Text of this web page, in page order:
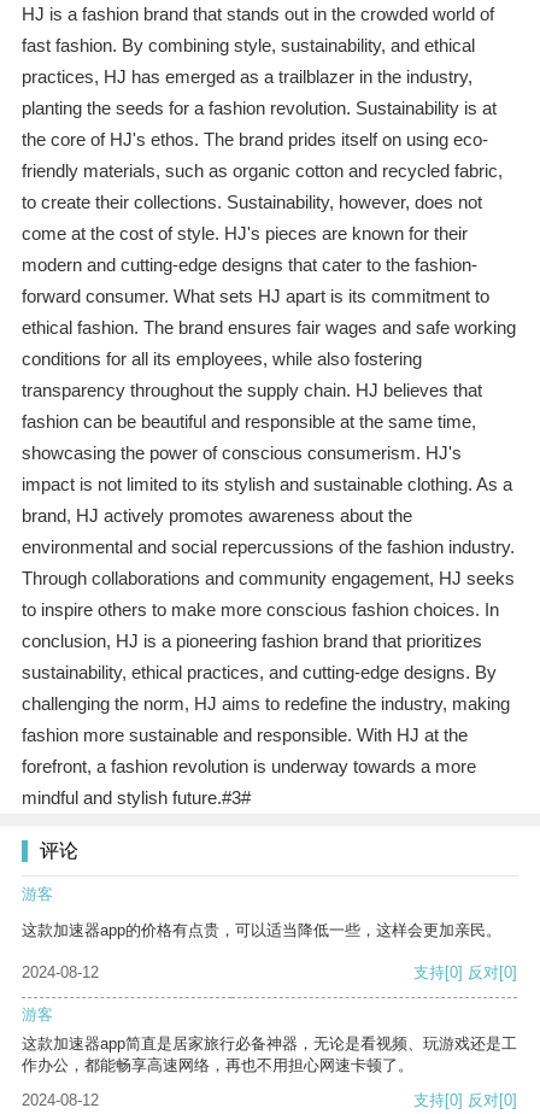
HJ is a fashion brand that stands out in the crowded world of
fast fashion. By combining style, sustainability, and ethical
practices, HJ has emerged as a trailblazer in the industry,
planting the seeds for a fashion revolution. Sustainability is at
the core of HJ's ethos. The brand prides itself on using eco-
friendly materials, such as organic cotton and recycled fabric,
to create their collections. Sustainability, however, does not
come at the cost of style. HJ's pieces are known for their
modern and cutting-edge designs that cater to the fashion-
forward consumer. What sets HJ apart is its commitment to
ethical fashion. The brand ensures fair wages and safe working
conditions for all its employees, while also fostering
transparency throughout the supply chain. HJ believes that
fashion can be beautiful and responsible at the same time,
showcasing the power of conscious consumerism. HJ's
impact is not limited to its stylish and sustainable clothing. As a
brand, HJ actively promotes awareness about the
environmental and social repercussions of the fashion industry.
Through collaborations and community engagement, HJ seeks
to inspire others to make more conscious fashion choices. In
conclusion, HJ is a pioneering fashion brand that prioritizes
sustainability, ethical practices, and cutting-edge designs. By
challenging the norm, HJ aims to redefine the industry, making
fashion more sustainable and responsible. With HJ at the
forefront, a fashion revolution is underway towards a more
mindful and stylish future.#3#
评论
游客
这款加速器app的价格有点贵，可以适当降低一些，这样会更加亲民。
2024-08-12 支持[0] 反对[0]
游客
这款加速器app简直是居家旅行必备神器，无论是看视频、玩游戏还是工
作办公，都能畅享高速网络，再也不用担心网速卡顿了。
2024-08-12
支持[0] 反对[0]